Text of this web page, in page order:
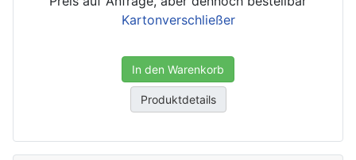
Kartonverschließer
In den Warenkorb
Produktdetails